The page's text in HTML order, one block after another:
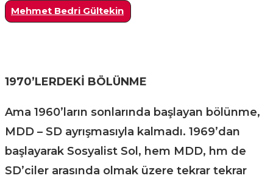
Mehmet Bedri Gültekin
1970’LERDEKİ BÖLÜNME
Ama 1960’ların sonlarında başlayan bölünme,
MDD – SD ayrışmasıyla kalmadı. 1969’dan
başlayarak Sosyalist Sol, hem MDD, hm de
SD’ciler arasında olmak üzere tekrar tekrar